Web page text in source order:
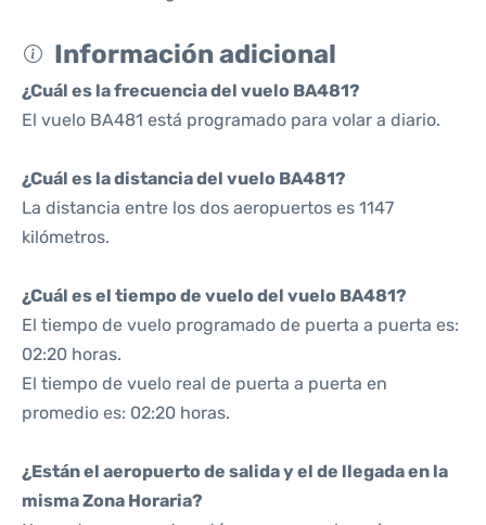
Información adicional
¿Cuál es la frecuencia del vuelo BA481?
El vuelo BA481 está programado para volar a diario.
¿Cuál es la distancia del vuelo BA481?
La distancia entre los dos aeropuertos es 1147
kilómetros.
¿Cuál es el tiempo de vuelo del vuelo BA481?
El tiempo de vuelo programado de puerta a puerta es:
02:20 horas.
El tiempo de vuelo real de puerta a puerta en
promedio es: 02:20 horas.
¿Están el aeropuerto de salida y el de llegada en la
misma Zona Horaria?